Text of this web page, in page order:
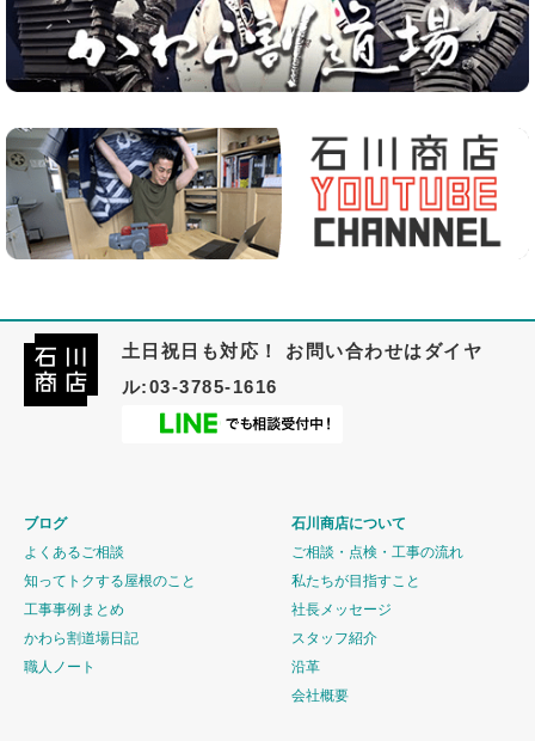
土日祝日も対応！ お問い合わせはダイヤ
ル:03-3785-1616
ブログ
よくあるご相談
知ってトクする屋根のこと
工事事例まとめ
かわら割道場日記
職人ノート
石川商店について
ご相談・点検・工事の流れ
私たちが目指すこと
社長メッセージ
スタッフ紹介
沿革
会社概要